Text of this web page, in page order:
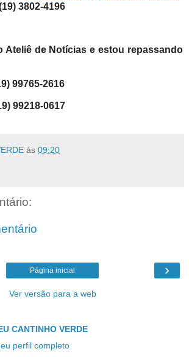
3802-4196
Ateliê de Notícias e estou repassando
99765-2616
99218-0617
às 09:20
›
Página inicial
Ver versão para a web
CANTINHO VERDE
perfil completo